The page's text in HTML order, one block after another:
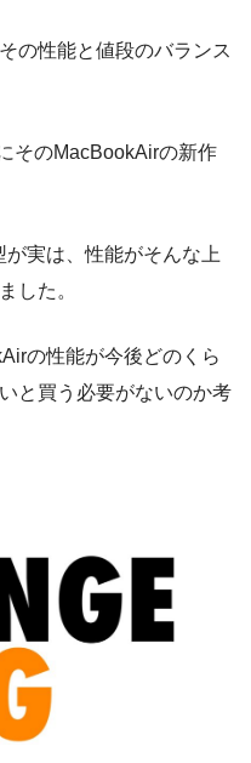
の性能と値段のバランス
そのMacBookAirの新作
実は、性能がそんな上
した。
の性能が今後どのくら
と買う必要がないのか考